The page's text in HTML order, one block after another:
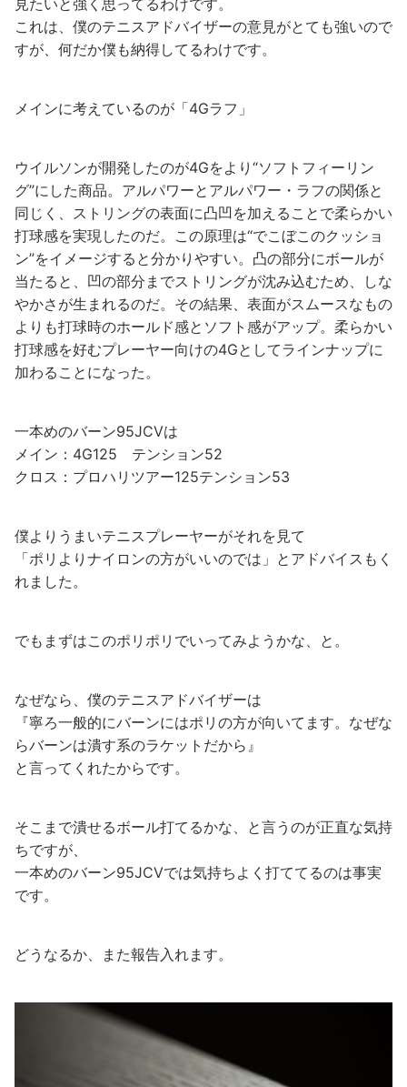
これは、僕のテニスアドバイザーの意見がとても強いので
すが、何だか僕も納得してるわけです。
メインに考えているのが「4Gラフ」
ウイルソンが開発したのが4Gをより“ソフトフィーリン
グ”にした商品。アルパワーとアルパワー・ラフの関係と
同じく、ストリングの表面に凸凹を加えることで柔らかい
打球感を実現したのだ。この原理は“でこぼこのクッショ
ン”をイメージすると分かりやすい。凸の部分にボールが
当たると、凹の部分までストリングが沈み込むため、しな
やかさが生まれるのだ。その結果、表面がスムースなもの
よりも打球時のホールド感とソフト感がアップ。柔らかい
打球感を好むプレーヤー向けの4Gとしてラインナップに
加わることになった。
一本めのバーン95JCVは
メイン：4G125 テンション52
クロス：プロハリツアー125テンション53
僕よりうまいテニスプレーヤーがそれを見て
「ポリよりナイロンの方がいいのでは」とアドバイスもく
れました。
でもまずはこのポリポリでいってみようかな、と。
なぜなら、僕のテニスアドバイザーは
『寧ろ一般的にバーンにはポリの方が向いてます。なぜな
らバーンは潰す系のラケットだから』
と言ってくれたからです。
そこまで潰せるボール打てるかな、と言うのが正直な気持
ちですが、
一本めのバーン95JCVでは気持ちよく打ててるのは事実
です。
どうなるか、また報告入れます。